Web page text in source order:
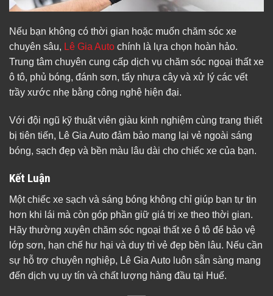
Nếu bạn không có thời gian hoặc muốn chăm sóc xe
chuyên sâu, Lê Gia Auto chính là lựa chọn hoàn hảo.
Trung tâm chuyên cung cấp dịch vụ chăm sóc ngoại thất xe
ô tô, phủ bóng, đánh sơn, tẩy nhựa cây và xử lý các vết
trầy xước nhẹ bằng công nghệ hiện đại.
Với đội ngũ kỹ thuật viên giàu kinh nghiệm cùng trang thiết
bị tiên tiến, Lê Gia Auto đảm bảo mang lại vẻ ngoài sáng
bóng, sạch đẹp và bền màu lâu dài cho chiếc xe của bạn.
Kết Luận
Một chiếc xe sạch và sáng bóng không chỉ giúp bạn tự tin
hơn khi lái mà còn góp phần giữ giá trị xe theo thời gian.
Hãy thường xuyên chăm sóc ngoại thất xe ô tô để bảo vệ
lớp sơn, hạn chế hư hại và duy trì vẻ đẹp bền lâu. Nếu cần
sự hỗ trợ chuyên nghiệp, Lê Gia Auto luôn sẵn sàng mang
đến dịch vụ uy tín và chất lượng hàng đầu tại Huế.